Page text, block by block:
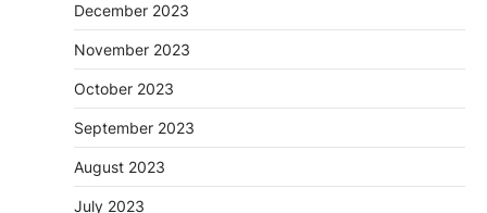
December 2023
November 2023
October 2023
September 2023
August 2023
July 2023